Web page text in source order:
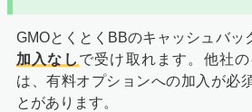
GMOとくとくBBのキャッシュバッ
加入なし で受け取れます。他社
は、有料オプションへの加入が必
とがあります。